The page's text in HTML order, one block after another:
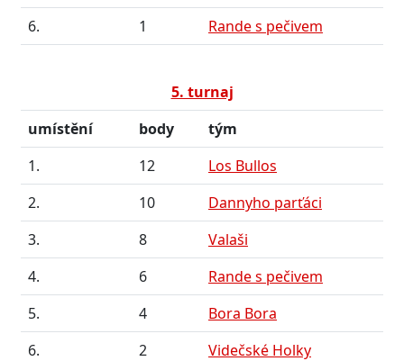
6.
1 Rande s pečivem
5. turnaj
umístění
body
tým
1.
12
Los Bullos
2.
10
Dannyho parťáci
3.
8
Valaši
4.
6
Rande s pečivem
5.
4
Bora Bora
6.
2 Videčské Holky